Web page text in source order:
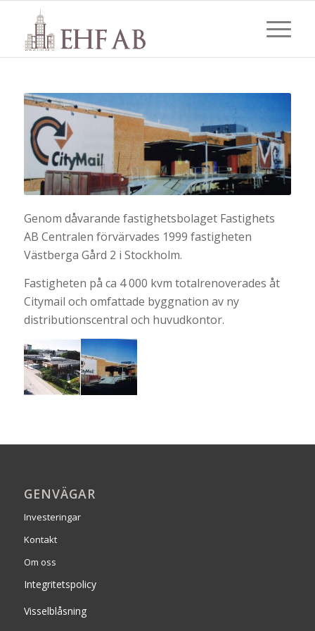
Genom dåvarande fastighetsbolaget Fastighets
AB Centralen förvärvades 1999 fastigheten
Västberga Gård 2 i Stockholm.
Fastigheten på ca 4 000 kvm totalrenoverades åt
Citymail och omfattade byggnation av ny
distributionscentral och huvudkontor.
GENVÄGAR
Investeringar
Kontakt
Om oss
Integritetspolicy
Visselblåsning